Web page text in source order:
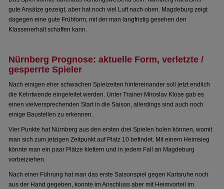
gute Ansätze gezeigt, aber hat noch viel Luft nach oben. Magdeburg zeigt
dagegen eine gute Frühform, mit der man langfristig gesehen den
Klassenerhalt schaffen kann.
Nürnberg Prognose: aktuelle Form, verletzte /
gesperrte Spieler
Nach einigen eher schwachen Spielzeiten hintereinander soll jetzt endlich
die Kehrtwende eingeleitet werden. Unter Trainer Miroslav Klose gab es
einen vielversprechenden Start in die Saison, allerdings sind auch noch
einige Baustellen zu erkennen.
Vier Punkte hat Nürnberg aus den ersten drei Spielen holen können, womit
man sich zum jetzigen Zeitpunkt auf Platz 10 befindet. Mit einem Heimsieg
könnte man ein paar Plätze klettern und in jedem Fall an Magdeburg
vorbeiziehen.
Nach einer Führung hat man das erste Saisonspiel gegen Karlsruhe noch
aus der Hand gegeben, konnte im Anschluss aber mit Heimvorteil im